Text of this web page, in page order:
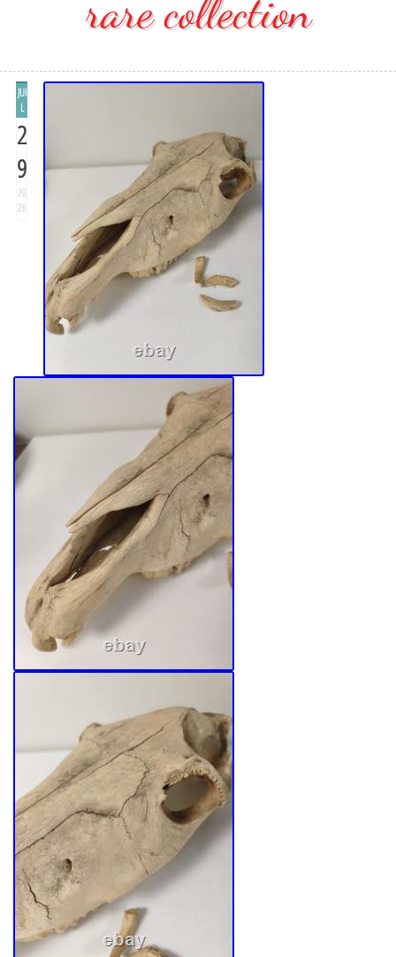
rare collection
JUI
L
2
9
20
26